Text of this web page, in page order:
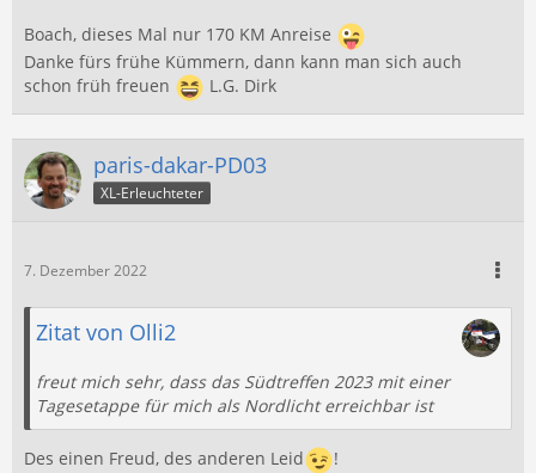
Boach, dieses Mal nur 170 KM Anreise
Danke fürs frühe Kümmern, dann kann man sich auch
schon früh freuen
L.G. Dirk
paris-dakar-PD03
XL-Erleuchteter
7. Dezember 2022
Zitat von Olli2
freut mich sehr, dass das Südtreffen 2023 mit einer
Tagesetappe für mich als Nordlicht erreichbar ist
Des einen Freud, des anderen Leid
!